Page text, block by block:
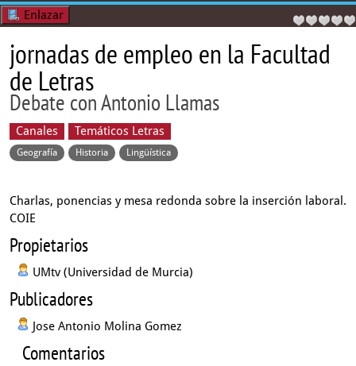
Enlazar
jornadas de empleo en la Facultad
de Letras
Debate con Antonio Llamas
Canales Temáticos Letras
Geografía Historia Lingüística
Charlas, ponencias y mesa redonda sobre la inserción laboral.
COIE
Propietarios
UMtv (Universidad de Murcia)
Publicadores
Jose Antonio Molina Gomez
Comentarios